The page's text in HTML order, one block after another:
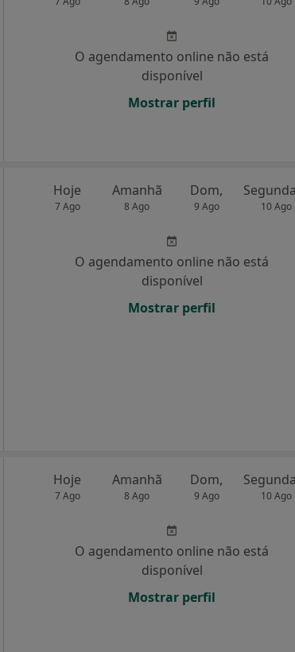
O agendamento online não está
disponível
Mostrar perfil
Hoje
7 Ago
Amanhã
8 Ago
Dom,
9 Ago 10 Ago
O agendamento online não está
disponível
Mostrar perfil
Hoje
7 Ago
Amanhã
8 Ago
Dom,
9 Ago 10 Ago
O agendamento online não está
disponível
Mostrar perfil